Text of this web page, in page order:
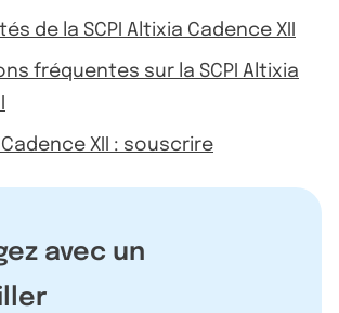
de la SCPI Altixia Cadence XII
fréquentes sur la SCPI Altixia
Cadence XII : souscrire
avec un